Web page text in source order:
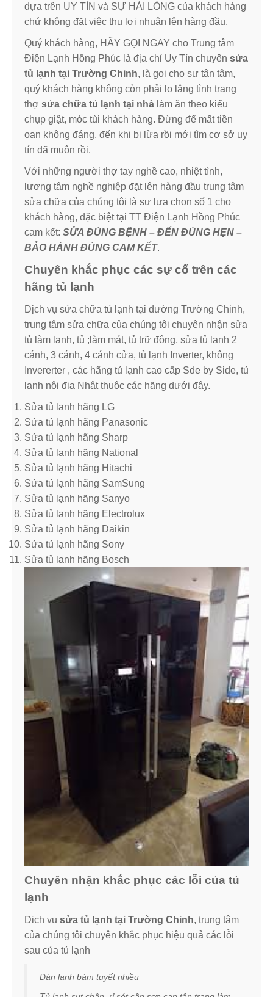
dựa trên UY TÍN và SỰ HÀI LÒNG của khách hàng
chứ không đặt việc thu lợi nhuận lên hàng đầu.
Quý khách hàng, HÃY GỌI NGAY cho Trung tâm
Điện Lạnh Hồng Phúc là địa chỉ Uy Tín chuyên sửa
tủ lạnh tại Trường Chinh, là gọi cho sự tận tâm,
quý khách hàng không còn phải lo lắng tình trạng
thợ sửa chữa tủ lạnh tại nhà làm ăn theo kiểu
chụp giật, móc tùi khách hàng. Đừng để mất tiền
oan không đáng, đến khi bị lừa rồi mới tìm cơ sở uy
tín đã muộn rồi.
Với những người thợ tay nghề cao, nhiệt tình,
lương tâm nghề nghiệp đặt lên hàng đầu trung tâm
sửa chữa của chúng tôi là sự lựa chọn số 1 cho
khách hàng, đặc biệt tại TT Điện Lạnh Hồng Phúc
cam kết: SỬA ĐÚNG BỆNH – ĐẾN ĐÚNG HẸN –
BẢO HÀNH ĐÚNG CAM KẾT.
Chuyên khắc phục các sự cố trên các
hãng tủ lạnh
Dịch vụ sửa chữa tủ lạnh tại đường Trường Chinh,
trung tâm sửa chữa của chúng tôi chuyên nhận sửa
tủ làm lạnh, tủ ;làm mát, tủ trữ đông, sửa tủ lạnh 2
cánh, 3 cánh, 4 cánh cửa, tủ lạnh Inverter, không
Invererter , các hãng tủ lạnh cao cấp Sde by Side, tủ
lạnh nội địa Nhật thuộc các hãng dưới đây.
Sửa tủ lạnh hãng LG
Sửa tủ lạnh hãng Panasonic
Sửa tủ lạnh hãng Sharp
Sửa tủ lạnh hãng National
Sửa tủ lạnh hãng Hitachi
Sửa tủ lạnh hãng SamSung
Sửa tủ lạnh hãng Sanyo
Sửa tủ lạnh hãng Electrolux
Sửa tủ lạnh hãng Daikin
Sửa tủ lạnh hãng Sony
Sửa tủ lạnh hãng Bosch
Chuyên nhận khắc phục các lỗi của tủ
lạnh
Dịch vụ sửa tủ lạnh tại Trường Chinh, trung tâm
của chúng tôi chuyên khắc phục hiệu quả các lỗi
sau của tủ lạnh
Dàn lạnh bám tuyết nhiều